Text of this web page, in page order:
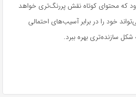
که محتوای کوتاه نقش پررنگ‌تری خواهد
خود را در برابر آسیب‌های احتمالی
سازنده‌تری بهره ببرد.